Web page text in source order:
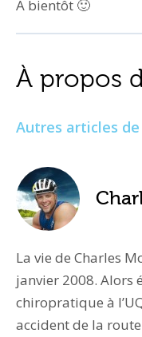
À bientôt 🙂
À propos
Autres articles
La vie de Charles
janvier 2008. Alors
chiropratique à
accident de la